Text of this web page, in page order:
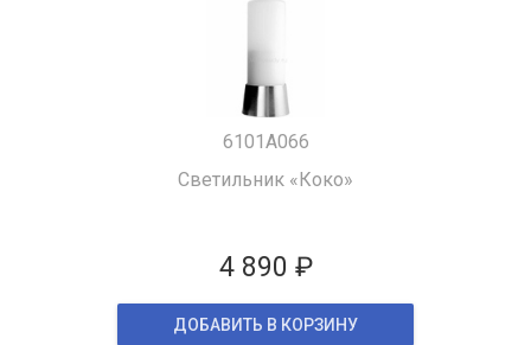
6101A066
Светильник «Коко»
4 890 ₽
ДОБАВИТЬ В КОРЗИНУ